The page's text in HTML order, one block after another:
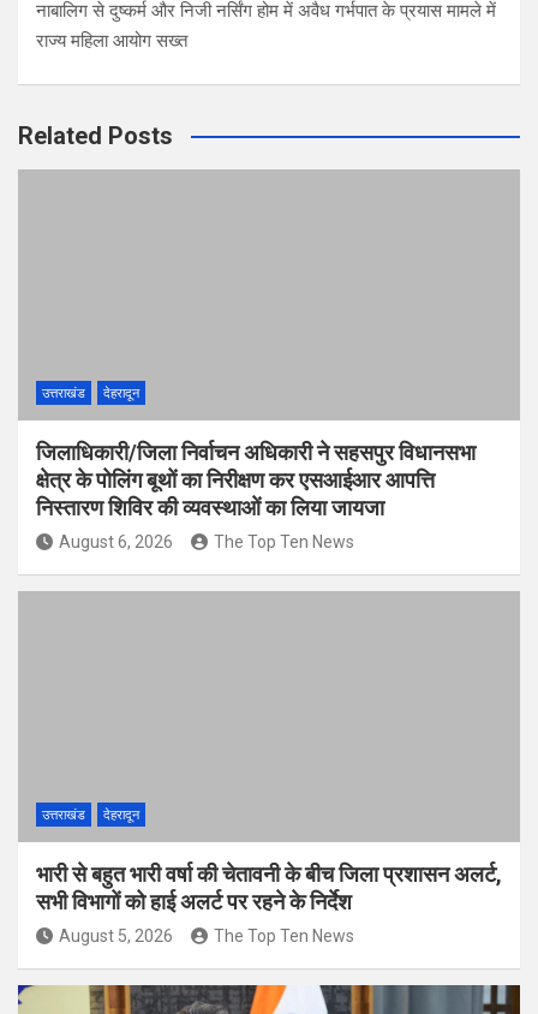
नाबालिग से दुष्कर्म और निजी नर्सिंग होम में अवैध गर्भपात के प्रयास मामले में
राज्य महिला आयोग सख्त
Related Posts
उत्तराखंड देहरादून
जिलाधिकारी/जिला निर्वाचन अधिकारी ने सहसपुर विधानसभा
क्षेत्र के पोलिंग बूथों का निरीक्षण कर एसआईआर आपत्ति
निस्तारण शिविर की व्यवस्थाओं का लिया जायजा
August 6, 2026 The Top Ten News
उत्तराखंड देहरादून
भारी से बहुत भारी वर्षा की चेतावनी के बीच जिला प्रशासन अलर्ट,
सभी विभागों को हाई अलर्ट पर रहने के निर्देश
August 5, 2026 The Top Ten News